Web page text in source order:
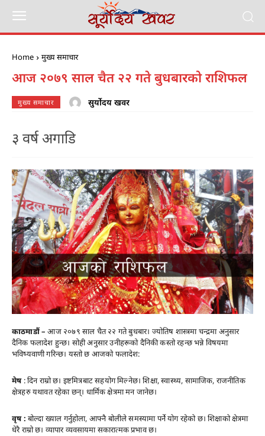
Home मुख्य समाचार
आज २०७९ साल चैत २२ गते बुधबारको राशिफल
मुख्य समाचार सुर्योदय खवर
३ वर्ष अगाडि
काठमाडौं – आज २०७९ साल चैत २२ गते बुधबार। ज्योतिष शास्त्रमा चन्द्रमा अनुसार
दैनिक फलादेश हुन्छ। सोही अनुसार उनीहरूको दैनिकी कस्तो रहन्छ भन्ने विषयमा
भविष्यवाणी गरिन्छ। यस्तो छ आजको फलादेश:
मेष: दिन राम्रो छ। इष्टमित्रबाट सहयोग मिल्नेछ। शिक्षा, स्वास्थ्य, सामाजिक, राजनीतिक
क्षेत्रहरु यथावत रहेका छन्। धार्मिक क्षेत्रमा मन जानेछ।
वृष : बोल्दा ख्याल गर्नुहोला, आफ्नै बोलीले समस्यामा पर्ने योग रहेको छ। शिक्षाको क्षेत्रमा
धेरै राम्रो छ। व्यापार व्यवसायमा सकारात्मक प्रभाव छ।